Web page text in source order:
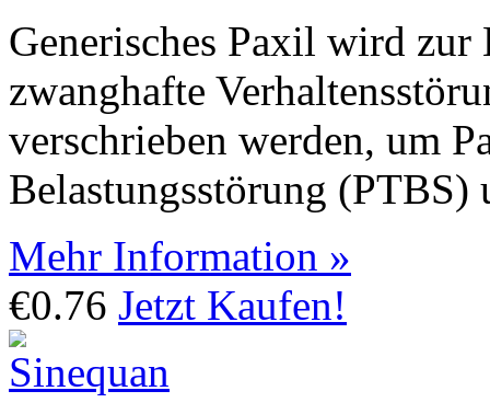
Generisches Paxil wird
zwanghafte
verschrieben werden, um
Belastungsstörung (PTBS)
Mehr Information »
€0.76 Jetzt Kaufen!